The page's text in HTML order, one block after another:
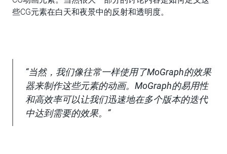
些CG元素在白天和夜景中的反射和透明度。
“当然，我们像往常一样使用了MoGraph的效果
器来制作这些元素的动画。MoGraph的易用性
和高效率可以让我们迅速地在多个版本的迭代
中达到需要的效果。”